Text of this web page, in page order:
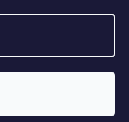
vyhradené.